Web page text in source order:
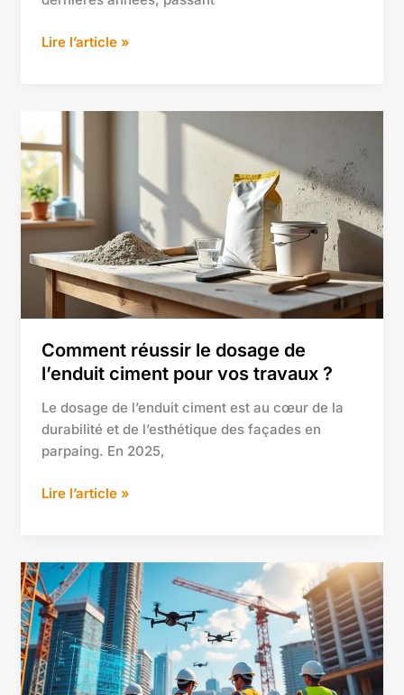
Lire l’article »
Comment réussir le dosage de
l’enduit ciment pour vos travaux ?
Le dosage de l’enduit ciment est au cœur de la
durabilité et de l’esthétique des façades en
parpaing. En 2025,
réussir
le
dosage
de
l’enduit
ciment
pour
vos
travaux
Lire l’article »
Chantieraccess
:
tout
savoir
pour
optimiser